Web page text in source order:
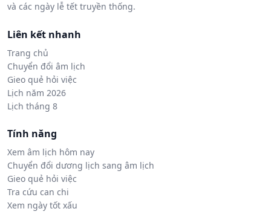
và các ngày lễ tết truyền thống.
Liên kết nhanh
Trang chủ
Chuyển đổi âm lịch
Gieo quẻ hỏi việc
Lịch năm 2026
Lịch tháng 8
Tính năng
Xem âm lịch hôm nay
Chuyển đổi dương lịch sang âm lịch
Gieo quẻ hỏi việc
Tra cứu can chi
Xem ngày tốt xấu